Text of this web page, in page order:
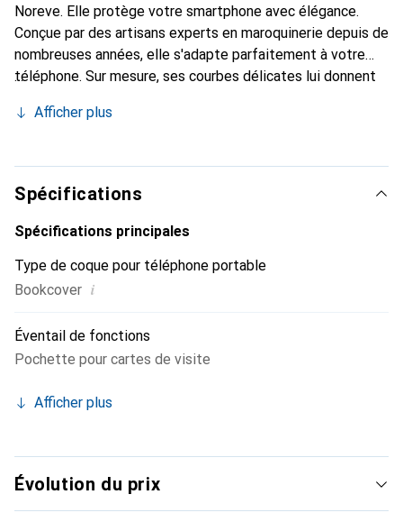
Noreve. Elle protège votre smartphone avec élégance.
Conçue par des artisans experts en maroquinerie depuis de
nombreuses années, elle s'adapte parfaitement à votre
téléphone. Sur mesure, ses courbes délicates lui donnent
et indispensable de votre smartphone. Reconnaître
marque Noreve est un choix sûr pour une clientèle
exigeante.
Afficher plus
Spécifications
Spécifications principales
Type de coque pour téléphone portable
Bookcover i
Éventail de fonctions
Pochette pour cartes de visite
Afficher plus
Évolution du prix